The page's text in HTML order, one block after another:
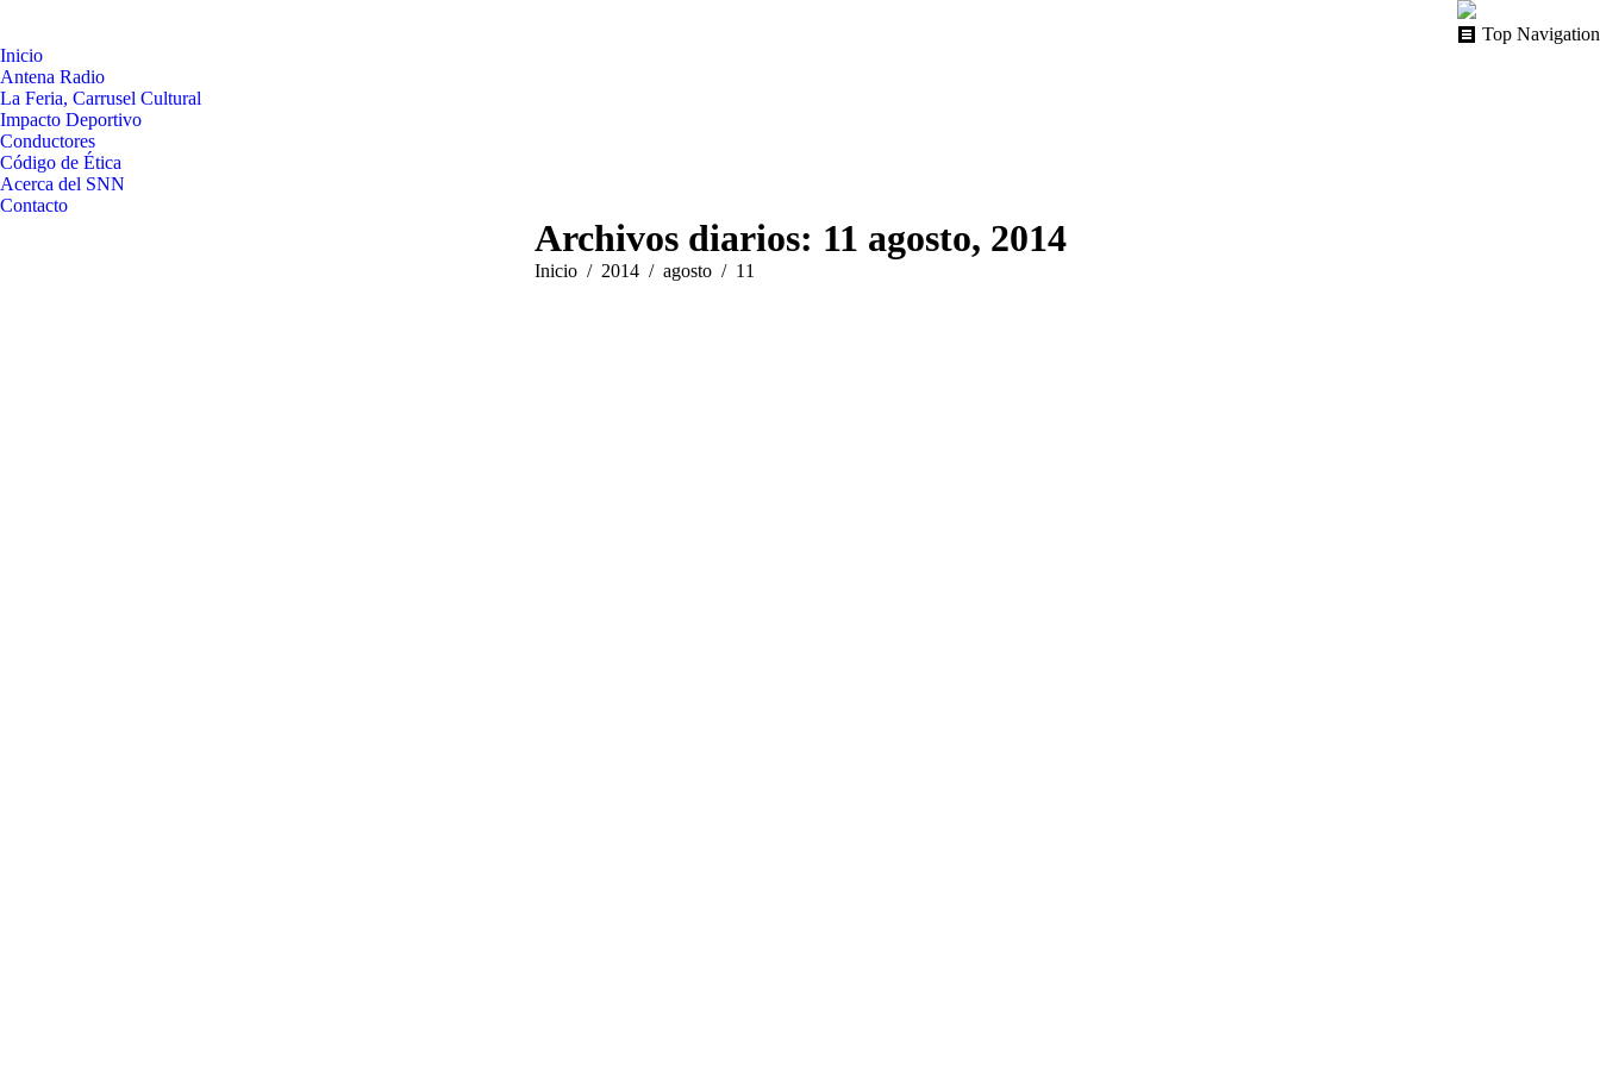
Top Navigation
Inicio
Antena Radio
La Feria, Carrusel Cultural
Impacto Deportivo
Conductores
Código de Ética
Acerca del SNN
Contacto
Archivos diarios: 11 agosto, 2014
Estás aquí:
Inicio 2014 agosto 11